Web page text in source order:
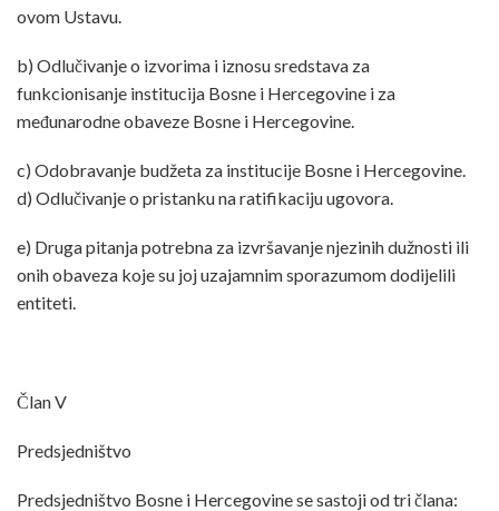
ovom Ustavu.
b) Odlučivanje o izvorima i iznosu sredstava za
funkcionisanje institucija Bosne i Hercegovine i za
međunarodne obaveze Bosne i Hercegovine.
c) Odobravanje budžeta za institucije Bosne i Hercegovine.
d) Odlučivanje o pristanku na ratifikaciju ugovora.
e) Druga pitanja potrebna za izvršavanje njezinih dužnosti ili
onih obaveza koje su joj uzajamnim sporazumom dodijelili
entiteti.
Član V
Predsjedništvo
Predsjedništvo Bosne i Hercegovine se sastoji od tri člana: